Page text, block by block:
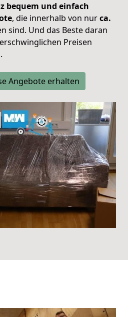
bequem und einfach
, die innerhalb von nurca.
sind. Und das Beste daran
Preisen
Angebote erhalten